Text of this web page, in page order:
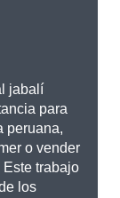
jabalí
para
peruana,
o vender
trabajo
los